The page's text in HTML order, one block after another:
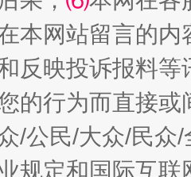
等你上场
本网站留言的内
反映投诉报料
的行为而直接
/公民/大众/民
规定和国际互